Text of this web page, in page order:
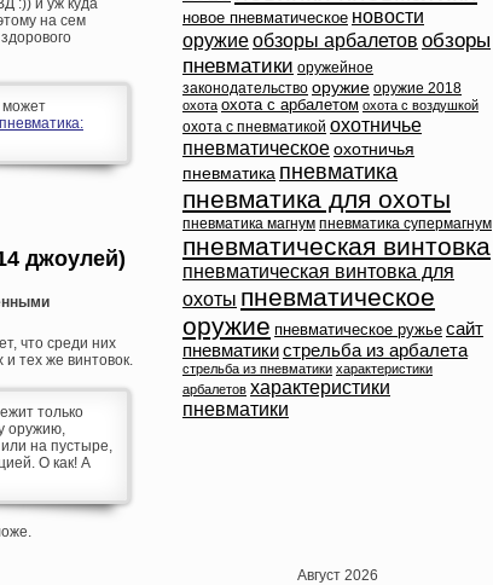
на сем
может
джоулей)
что среди них
тех же винтовок.
только
оружию,
на пустыре,
О как! А
новое пневматическое новости
оружиеобзоры арбалетов обзоры
пневматики оружейное
законодательство оружие оружие 2018
охота охота с арбалетом охота с воздушкой
охота с пневматикой охотничье
пневматическое охотничья
пневматика пневматика
пневматика для охоты
пневматика магнум пневматика супермагнум
пневматическая винтовка
пневматическая винтовка для
охоты пневматическое
оружие пневматическое ружье сайт
пневматикистрельба из арбалета
стрельба из пневматики характеристики
арбалетов характеристики
пневматики
Август 2026